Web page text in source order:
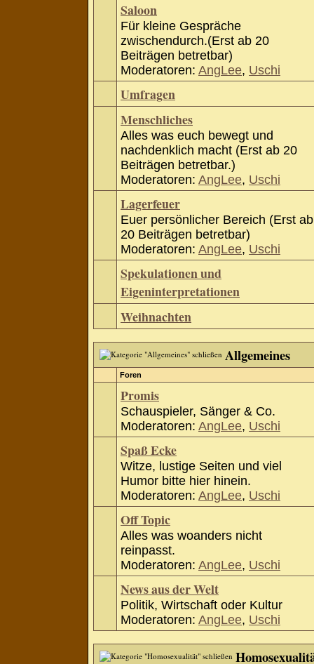
Saloon
Für kleine Gespräche
zwischendurch.(Erst ab 20
Beiträgen betretbar)
Moderatoren: AngLee, Uschi
Umfragen
Menschliches
Alles was euch bewegt und
nachdenklich macht (Erst ab 20
Beiträgen betretbar.)
Moderatoren: AngLee, Uschi
Lagerfeuer
Euer persönlicher Bereich (Erst ab
20 Beiträgen betretbar)
Moderatoren: AngLee, Uschi
Spekulationen und
Eigeninterpretationen
Weihnachten
Allgemeines
Foren
Promis
Schauspieler, Sänger & Co.
Moderatoren: AngLee, Uschi
Spaß Ecke
Witze, lustige Seiten und viel
Humor bitte hier hinein.
Moderatoren: AngLee, Uschi
Off Topic
Alles was woanders nicht
reinpasst.
Moderatoren: AngLee, Uschi
News aus der Welt
Politik, Wirtschaft oder Kultur
Moderatoren: AngLee, Uschi